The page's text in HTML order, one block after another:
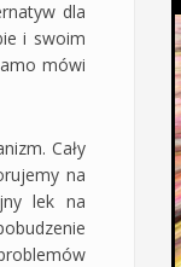
dla
i swoim
mówi
Cały
na
lek na